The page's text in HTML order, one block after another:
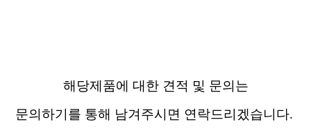
해당제품에 대한 견적 및 문의는
문의하기를 통해 남겨주시면 연락드리겠습니다.